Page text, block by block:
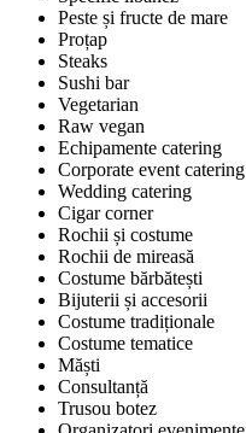
Peste și fructe de mare
Proțap
Steaks
Sushi bar
Vegetarian
Raw vegan
Echipamente catering
Corporate event catering
Wedding catering
Cigar corner
Rochii și costume
Rochii de mireasă
Costume bărbătești
Bijuterii și accesorii
Costume tradiționale
Costume tematice
Măști
Consultanță
Trusou botez